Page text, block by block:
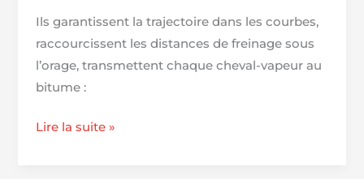
Ils garantissent la trajectoire dans les courbes,
raccourcissent les distances de freinage sous
l’orage, transmettent chaque cheval-vapeur au
bitume :
Top
Lire la suite »